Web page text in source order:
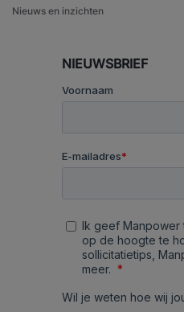
Nieuws en inzichten
NIEUWSBRIEF